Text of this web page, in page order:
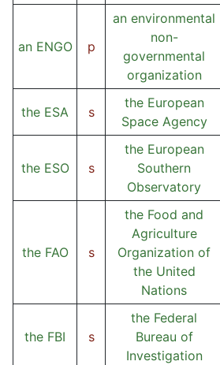
an ENGO p
an environmental
non-
governmental
organization
the ESA s
the European
Space Agency
the ESO s
the European
Southern
Observatory
the FAO s
the Food and
Agriculture
Organization of
the United
Nations
the FBI s
the Federal
Bureau of
Investigation